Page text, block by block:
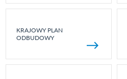
KRAJOWY PLAN
ODBUDOWY